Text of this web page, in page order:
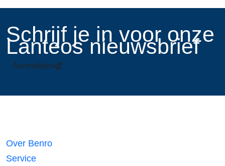
​Schrijf je in voor onze
Lanteos nieuwsbrief
Aanmelden
Over Benro
Service